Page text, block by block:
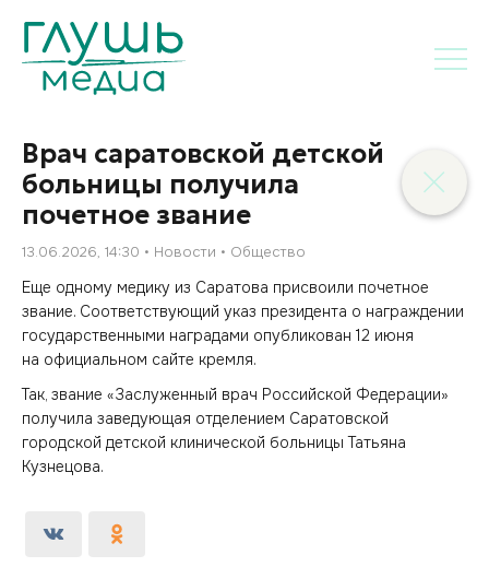
Врач саратовской детской
больницы получила
почетное звание
13.06.2026, 14:30 Новости Общество
Еще одному медику из Саратова присвоили почетное
звание. Соответствующий указ президента о награждении
государственными наградами опубликован 12 июня
на официальном сайте кремля.
Так, звание «Заслуженный врач Российской Федерации»
получила заведующая отделением Саратовской
городской детской клинической больницы Татьяна
Кузнецова.